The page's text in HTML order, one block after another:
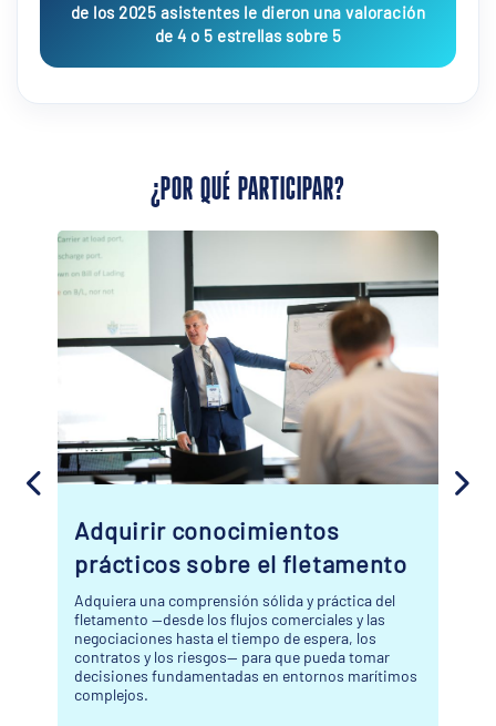
de los 2025 asistentes le dieron una valoración
de 4 o 5 estrellas sobre 5
¿POR QUÉ PARTICIPAR?
Saca el máximo partido a tu
visita
Aprovecha al máximo tu estancia en Breakbulk
Europe y llévate algo más que contactos
profesionales.